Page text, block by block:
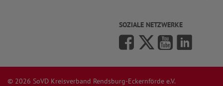
SOZIALE NETZWERKE
© 2026 SoVD Kreisverband Rendsburg-Eckernförde e.V.